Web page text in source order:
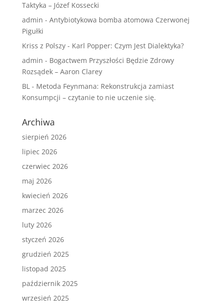
Taktyka – Józef Kossecki
admin - Antybiotykowa bomba atomowa Czerwonej
Pigułki
Kriss z Polszy- Karl Popper: Czym Jest Dialektyka?
admin - Bogactwem Przyszłości Będzie Zdrowy
Rozsądek – Aaron Clarey
BL- Metoda Feynmana: Rekonstrukcja zamiast
Konsumpcji – czytanie to nie uczenie się.
Archiwa
sierpień 2026
lipiec 2026
czerwiec 2026
maj 2026
kwiecień 2026
marzec 2026
luty 2026
styczeń 2026
grudzień 2025
listopad 2025
październik 2025
wrzesień 2025